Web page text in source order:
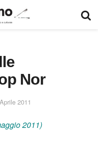
Nor
2011
2011)